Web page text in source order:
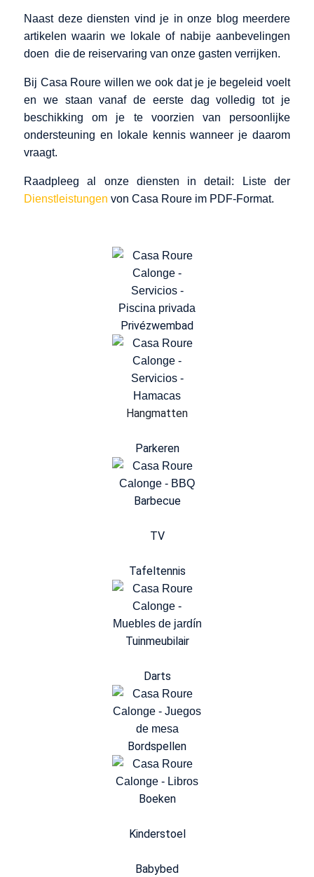
Naast deze diensten vind je in onze blog meerdere
artikelen waarin we lokale of nabije aanbevelingen
doen die de reiservaring van onze gasten verrijken.
Bij Casa Roure willen we ook dat je je begeleid voelt
en we staan vanaf de eerste dag volledig tot je
beschikking om je te voorzien van persoonlijke
ondersteuning en lokale kennis wanneer je daarom
vraagt.
Raadpleeg al onze diensten in detail: Liste der
Dienstleistungen von Casa Roure im PDF-Format.
Privézwembad
Hangmatten
Parkeren
Barbecue
TV
Tafeltennis
Tuinmeubilair
Darts
Bordspellen
Boeken
Kinderstoel
Babybed